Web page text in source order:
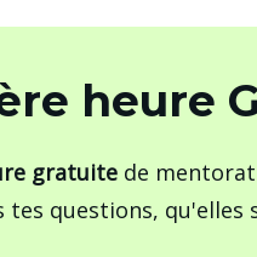
heure
gratuite de
tes questions, qu'elles